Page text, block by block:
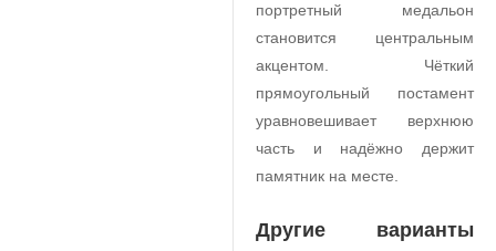
портретный медальон
становится центральным
акцентом. Чёткий
прямоугольный постамент
уравновешивает верхнюю
часть и надёжно держит
памятник на месте.
Другие варианты